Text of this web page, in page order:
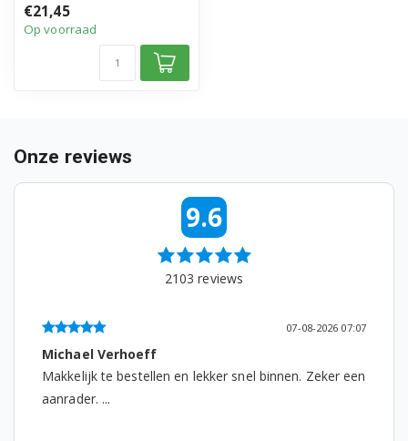
product
• Artikelnummer: ...
€21,45
Op voorraad
Onze reviews
9.6
2103 reviews
07-08-2026 07:07
Michael Verhoeff
Makkelijk te bestellen en lekker snel binnen. Zeker een
aanrader. ...